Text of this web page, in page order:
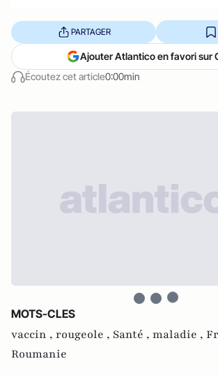
Écoutez cet article0:00min
PARTAGER
Ajouter Atlantico en favori sur
MOTS-CLES
vaccin , rougeole , Santé , maladie ,
Roumanie